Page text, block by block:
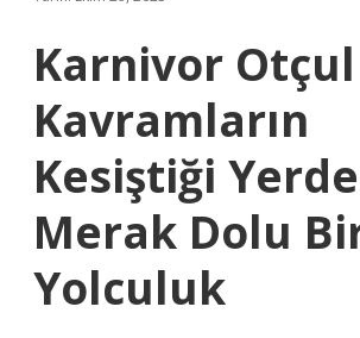
Karnivor
Kavramların
Kesiştiği Yerde
Merak Dolu
Yolculuk